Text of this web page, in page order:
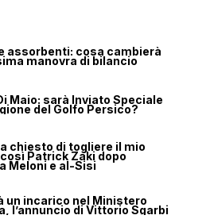
assorbenti: cosa cambierà
manovra di bilancio
Maio: sarà Inviato Speciale
del Golfo Persico?
chiesto di togliere il mio
Patrick Zaki dopo
Meloni e al-Sisi
un incarico nel Ministero
l’annuncio di Vittorio Sgarbi